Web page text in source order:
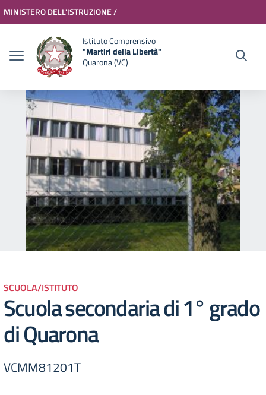
Vai ai contenuti
Vai al menu di navigazione
Vai al footer
MINISTERO DELL'ISTRUZIONE /
MINISTERO DELL'UNIVERSITÀ E
DELLA RICERCA
Istituto Comprensivo
"Martiri della Libertà"
Quarona (VC)
SCUOLA/ISTITUTO
Scuola secondaria di 1° grado
di Quarona
VCMM81201T